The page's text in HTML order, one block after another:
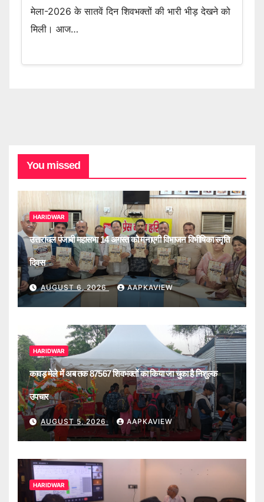
मेला-2026 के सातवें दिन शिवभक्तों की भारी भीड़ देखने को
मिली। आज…
You missed
HARIDWAR
उत्तरांचल पंजाबी महासभा 14 अगस्त को मनाएगी विभाजन विभीषिका स्मृति
दिवस
AUGUST 6, 2026 AAPKAVIEW
HARIDWAR
कावड़ मेले में अब तक 87567 शिवभक्तों का किया जा चुका है निशुल्क
उपचार
AUGUST 5, 2026 AAPKAVIEW
HARIDWAR